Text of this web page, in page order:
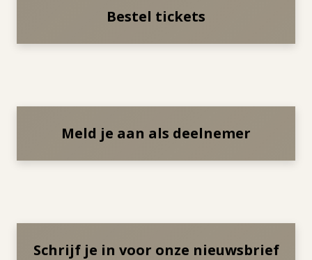
Bestel tickets
Meld je aan als deelnemer
Schrijf je in voor onze nieuwsbrief